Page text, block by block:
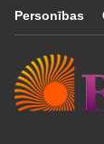
Personības